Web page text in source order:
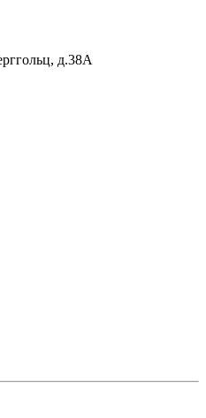
д.38А